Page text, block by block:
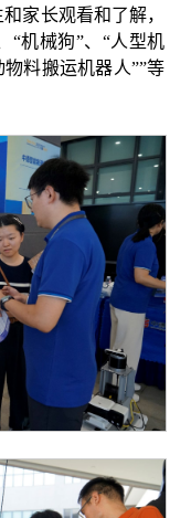
家长观看和了解，
“机械狗”、“人型机
物料搬运机器人””等